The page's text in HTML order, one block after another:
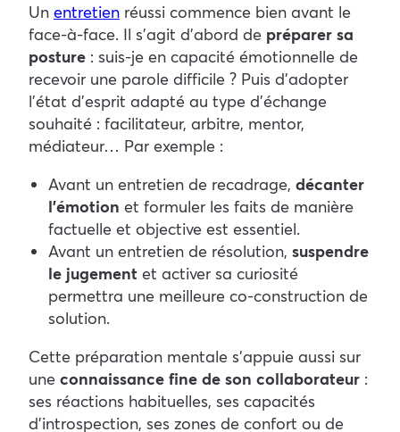
Un entretien réussi commence bien avant le
face-à-face. Il s’agit d’abord de préparer sa
posture : suis-je en capacité émotionnelle de
recevoir une parole difficile ? Puis d’adopter
l’état d’esprit adapté au type d’échange
souhaité : facilitateur, arbitre, mentor,
médiateur… Par exemple :
Avant un entretien de recadrage, décanter
l’émotion et formuler les faits de manière
factuelle et objective est essentiel.
Avant un entretien de résolution, suspendre
le jugement et activer sa curiosité
permettra une meilleure co-construction de
solution.
Cette préparation mentale s’appuie aussi sur
une connaissance fine de son collaborateur :
ses réactions habituelles, ses capacités
d’introspection, ses zones de confort ou de